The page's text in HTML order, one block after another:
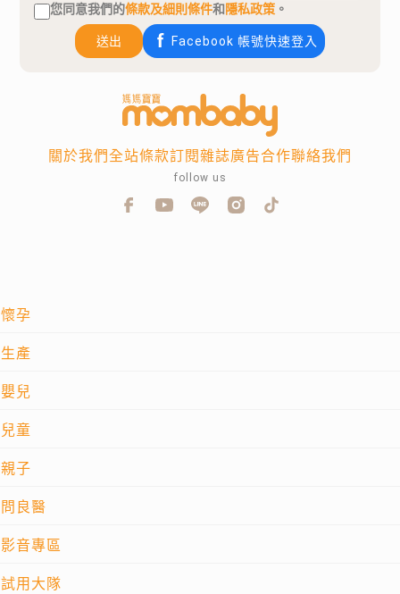
您同意我們的條款及細則條件和隱私政策 。
送出 Facebook 帳號快速登入
懷孕
生產
嬰兒
兒童
親子
問良醫
影音專區
試用大隊
關於我們全站條款訂閱雜誌廣告合作聯絡我們
follow us